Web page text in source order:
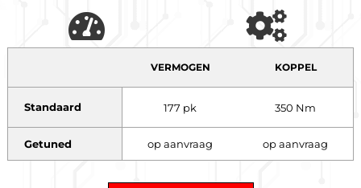
VERMOGEN KOPPEL
Standaard 177 pk 350 Nm
Getuned op aanvraag op aanvraag